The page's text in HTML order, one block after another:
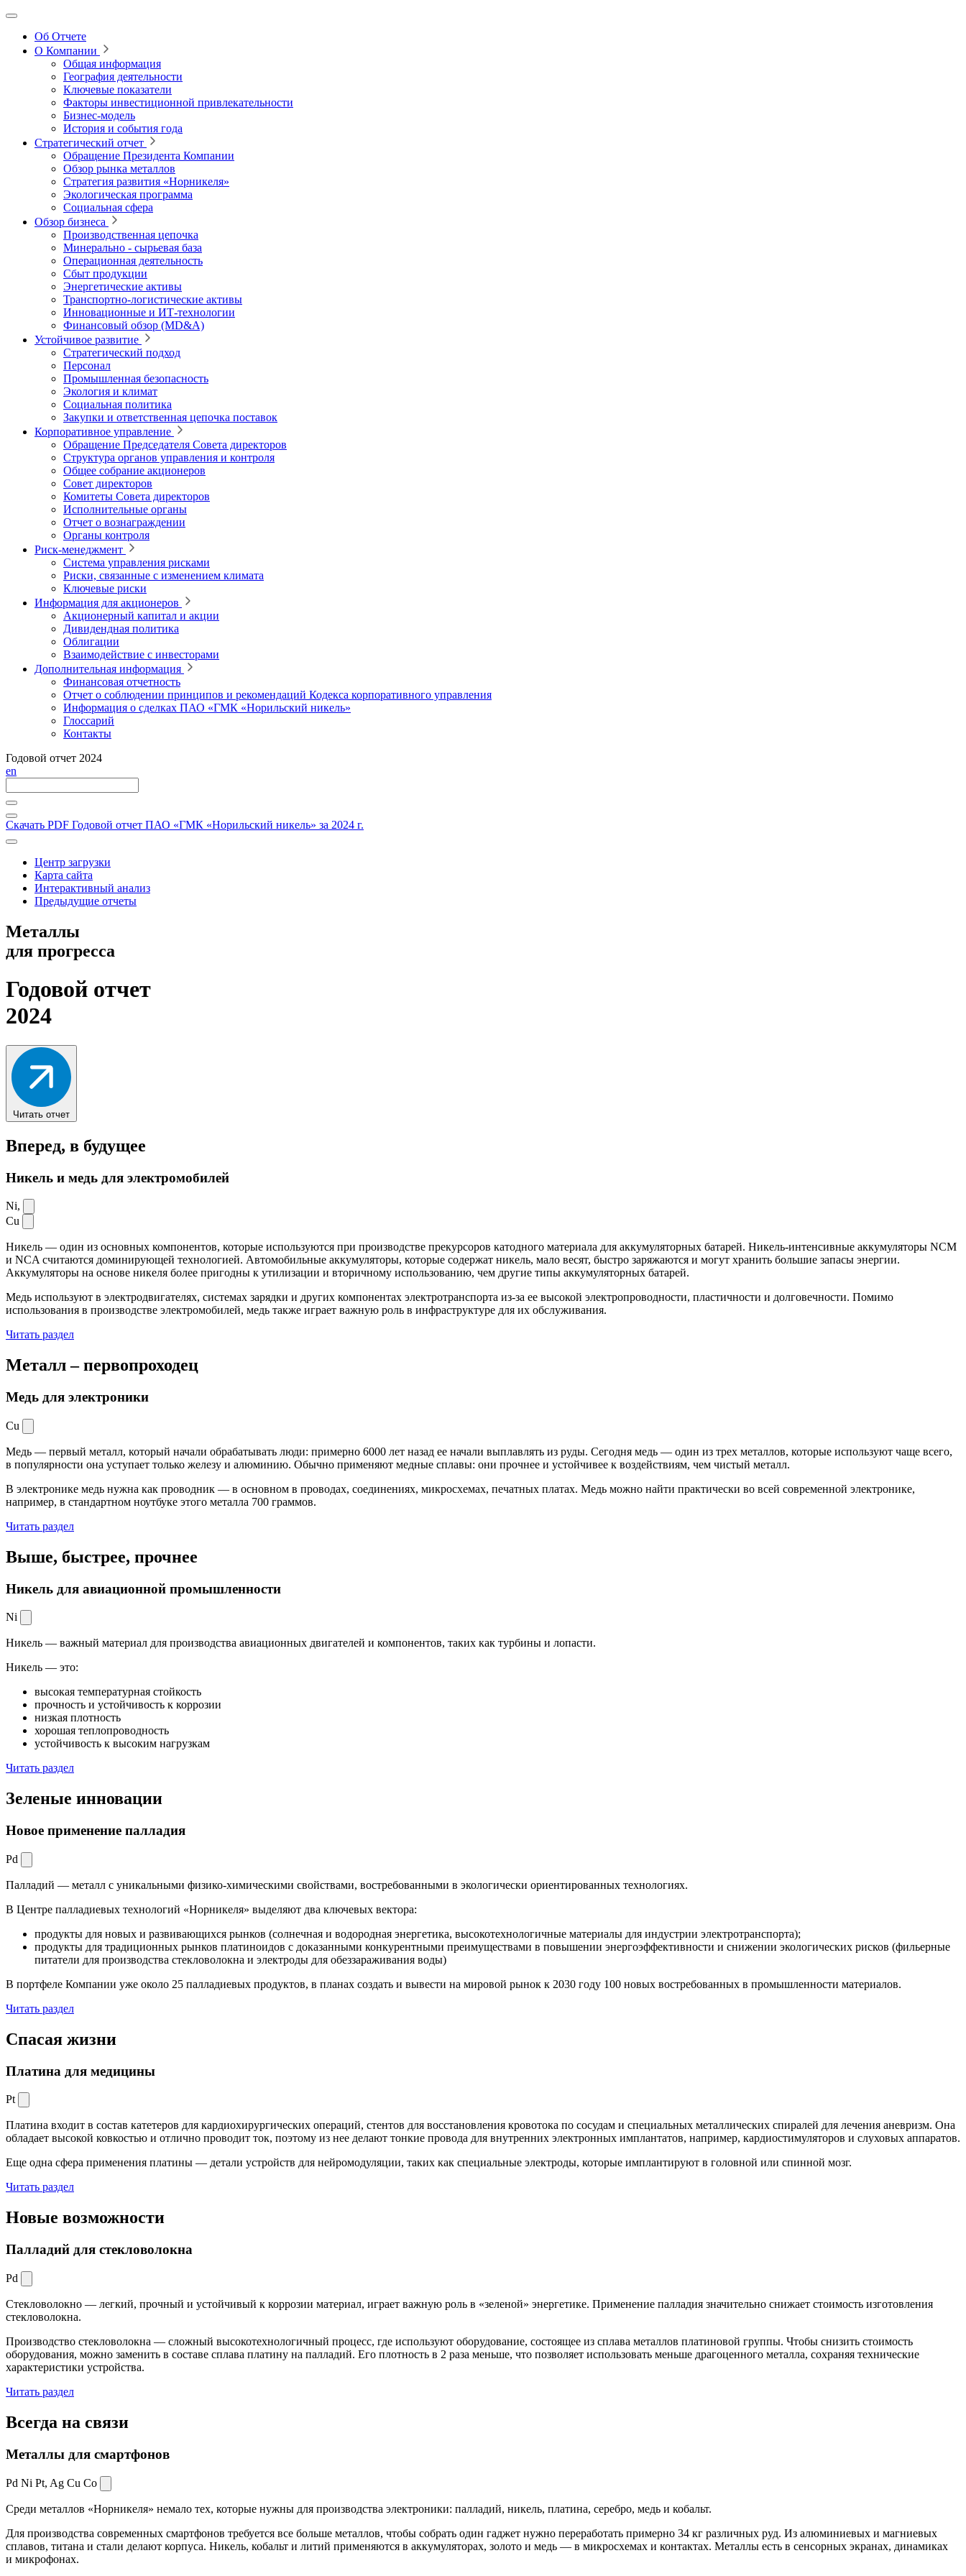
Об Отчете
О Компании
Общая информация
География деятельности
Ключевые показатели
Факторы инвестиционной привлекательности
Бизнес-модель
История и события года
Стратегический отчет
Обращение Президента Компании
Обзор рынка металлов
Стратегия развития «Норникеля»
Экологическая программа
Социальная сфера
Обзор бизнеса
Производственная цепочка
Минерально ‑ сырьевая база
Операционная деятельность
Сбыт продукции
Энергетические активы
Транспортно-логистические активы
Инновационные и ИТ‑технологии
Финансовый обзор (MD&A)
Устойчивое развитие
Стратегический подход
Персонал
Промышленная безопасность
Экология и климат
Социальная политика
Закупки и ответственная цепочка поставок
Корпоративное управление
Обращение Председателя Совета директоров
Структура органов управления и контроля
Общее собрание акционеров
Совет директоров
Комитеты Совета директоров
Исполнительные органы
Отчет о вознаграждении
Органы контроля
Риск-менеджмент
Система управления рисками
Риски, связанные с изменением климата
Ключевые риски
Информация для акционеров
Акционерный капитал и акции
Дивидендная политика
Облигации
Взаимодействие с инвесторами
Дополнительная информация
Финансовая отчетность
Отчет о соблюдении принципов и рекомендаций Кодекса корпоративного управления
Информация о сделках ПАО «ГМК «Норильский никель»
Глоссарий
Контакты
Годовой отчет 2024
en
Скачать PDF Годовой отчет ПАО «ГМК «Норильский никель» за 2024 г.
Центр загрузки
Карта сайта
Интерактивный анализ
Предыдущие отчеты
Металлы
для прогресса
Годовой отчет
2024
Читать отчет
Вперед, в будущее
Никель и медь для электромобилей
Ni,
Cu
Никель — один из основных компонентов, которые используются при производстве прекурсоров катодного материала для аккумуляторных батарей. Никель-интенсивные аккумуляторы NCM
и NCA считаются доминирующей технологией. Автомобильные аккумуляторы, которые содержат никель, мало весят, быстро заряжаются и могут хранить большие запасы энергии.
Аккумуляторы на основе никеля более пригодны к утилизации и вторичному использованию, чем другие типы аккумуляторных батарей.
Медь используют в электродвигателях, системах зарядки и других компонентах электротранспорта из-за ее высокой электропроводности, пластичности и долговечности. Помимо
использования в производстве электромобилей, медь также играет важную роль в инфраструктуре для их обслуживания.
Читать раздел
Металл –первопроходец
Медь для электроники
Cu
Медь — первый металл, который начали обрабатывать люди: примерно 6000 лет назад ее начали выплавлять из руды. Сегодня медь — один из трех металлов, которые используют чаще всего,
в популярности она уступает только железу и алюминию. Обычно применяют медные сплавы: они прочнее и устойчивее к воздействиям, чем чистый металл.
В электронике медь нужна как проводник — в основном в проводах, соединениях, микросхемах, печатных платах. Медь можно найти практически во всей современной электронике,
например, в стандартном ноутбуке этого металла 700 граммов.
Читать раздел
Выше, быстрее, прочнее
Никель для авиационной промышленности
Ni
Никель — важный материал для производства авиационных двигателей и компонентов, таких как турбины и лопасти.
Никель — это:
высокая температурная стойкость
прочность и устойчивость к коррозии
низкая плотность
хорошая теплопроводность
устойчивость к высоким нагрузкам
Читать раздел
Зеленые инновации
Новое применение палладия
Pd
Палладий — металл с уникальными физико-химическими свойствами, востребованными в экологически ориентированных технологиях.
В Центре палладиевых технологий «Норникеля» выделяют два ключевых вектора:
продукты для новых и развивающихся рынков (солнечная и водородная энергетика, высокотехнологичные материалы для индустрии электротранспорта);
продукты для традиционных рынков платиноидов с доказанными конкурентными преимуществами в повышении энергоэффективности и снижении экологических рисков (фильерные
питатели для производства стекловолокна и электроды для обеззараживания воды)
В портфеле Компании уже около 25 палладиевых продуктов, в планах создать и вывести на мировой рынок к 2030 году 100 новых востребованных в промышленности материалов.
Читать раздел
Спасая жизни
Платина для медицины
Pt
Платина входит в состав катетеров для кардиохирургических операций, стентов для восстановления кровотока по сосудам и специальных металлических спиралей для лечения аневризм. Она
обладает высокой ковкостью и отлично проводит ток, поэтому из нее делают тонкие провода для внутренних электронных имплантатов, например, кардиостимуляторов и слуховых аппаратов.
Еще одна сфера применения платины — детали устройств для нейромодуляции, таких как специальные электроды, которые имплантируют в головной или спинной мозг.
Читать раздел
Новые возможности
Палладий для стекловолокна
Pd
Стекловолокно — легкий, прочный и устойчивый к коррозии материал, играет важную роль в «зеленой» энергетике. Применение палладия значительно снижает стоимость изготовления
стекловолокна.
Производство стекловолокна — сложный высокотехнологичный процесс, где используют оборудование, состоящее из сплава металлов платиновой группы. Чтобы снизить стоимость
оборудования, можно заменить в составе сплава платину на палладий. Его плотность в 2 раза меньше, что позволяет использовать меньше драгоценного металла, сохраняя технические
характеристики устройства.
Читать раздел
Всегда на связи
Металлы для смартфонов
Pd Ni Pt, Ag Cu Co
Среди металлов «Норникеля» немало тех, которые нужны для производства электроники: палладий, никель, платина, серебро, медь и кобальт.
Для производства современных смартфонов требуется все больше металлов, чтобы собрать один гаджет нужно переработать примерно 34 кг различных руд. Из алюминиевых и магниевых
сплавов, титана и стали делают корпуса. Никель, кобальт и литий применяются в аккумуляторах, золото и медь — в микросхемах и контактах. Металлы есть в сенсорных экранах, динамиках
и микрофонах.